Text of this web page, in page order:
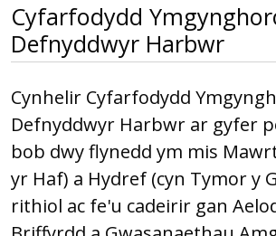
Cyfarfodydd
Defnyddwyr Harbwr
Cynhelir Cyfarfodydd
Defnyddwyr Harbwr ar gyfer
bob dwy flynedd ym mis
yr Haf) a Hydref (cyn Tymor y
rithiol ac fe'u cadeirir gan